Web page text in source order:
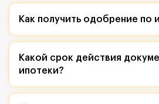
Как получить одобрение по
Какой срок действия
ипотеки?